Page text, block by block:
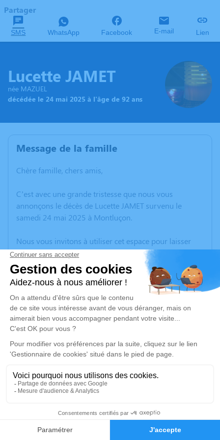
Faire-part Hommages
Partager
SMS WhatsApp Facebook E-mail Lien
Lucette JAMET
née MAZUEL
décédée le 24 mai 2025 à l'âge de 92 ans
Message de la famille
Chère famille, chers amis,
C’est avec une grande tristesse que nous vous
annonçons le décès de Lucette JAMET survenu le
samedi 24 mai 2025 à Montluçon.
Nous vous invitons à utiliser cet espace pour laisser
vos condoléances, partager des photos souvenirs, une
anecdote ou exprimer vos pensées à travers des
poèmes ou des textes. Cet endroit est un lieu
d'expression dédié à honorer la mémoire de Lucette
JAMET.
Un service de plantation d’arbre hommage est
disponible ici.
Je rends hommage
Cérémonie religieuse
Église Saint Julien de Treignat
03380 Treignat